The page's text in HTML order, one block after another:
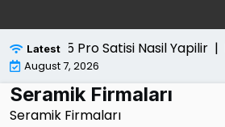
to
content
LatestPs5 Pro Satisi Nasil Yapilir |
August 7, 2026
Seramik Firmaları
Seramik Firmaları